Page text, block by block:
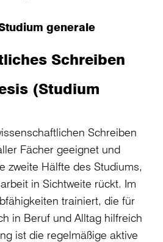
generale
Schreiben
(Studium
Schreiben
Fächer geeignet und
zweite Hälfte des Studiums,
in Sichtweite rückt. Im
trainiert, die für
in Beruf und Alltag hilfreich
ist die regelmäßige aktive